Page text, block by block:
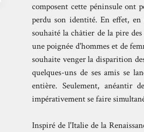
composent cette péninsule ont
perdu son identité. En effet,
souhaité la châtier de la pire
une poignée d'hommes et de
souhaite venger la disparition
quelques-uns de ses amis se
entière. Seulement, anéantir
impérativement se faire
Inspiré de l'Italie de la